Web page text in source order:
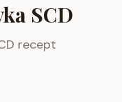
SCD
recept